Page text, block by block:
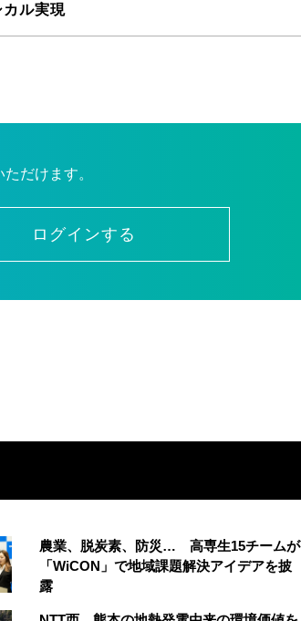
ル実現
だけます。
ログインする
農業、脱炭素、防災… 高専生15チームが
「WiCON」で地域課題解決アイデアを披
露